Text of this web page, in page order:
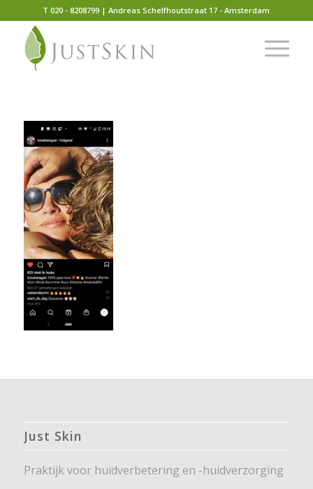
T 020 - 8208799 | Andreas Schelfhoutstraat 17 - Amsterdam
Just Skin
Praktijk voor huidverbetering en -huidverzorging